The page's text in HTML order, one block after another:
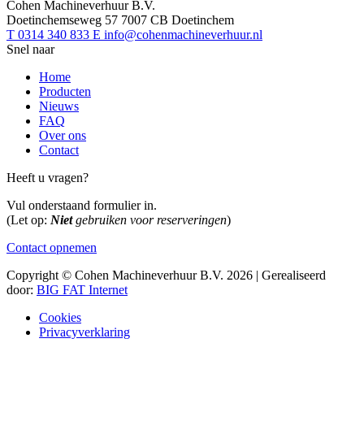
Cohen Machineverhuur B.V.
Doetinchemseweg 57 7007 CB Doetinchem
T 0314 340 833 E info@cohenmachineverhuur.nl
Snel naar
Home
Producten
Nieuws
FAQ
Over ons
Contact
Heeft u vragen?
Vul onderstaand formulier in.
(Let op: Nietgebruiken voor reserveringen)
Contact opnemen
Copyright © Cohen Machineverhuur B.V. 2026 | Gerealiseerd
door: BIG FAT Internet
Cookies
Privacyverklaring